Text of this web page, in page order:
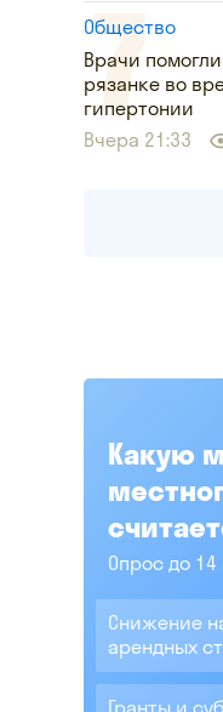
Общество
Врачи
рязанке во
гипертонии
Вчера 21:33
Какую
Опрос до 14
Снижение
арендных
Гранты и